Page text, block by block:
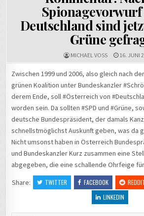
Spionagevorwurf
Deutschland sind
Grüne
MICHAEL VOSS 16. JUNI
Zwischen 1999 und 2006, also gleich nach
grünen Koalition unter Bundeskanzler
derem Ende, soll #Österreich von
worden sein. Da sollten #SPD und #Grüne,
deutsche Bundespräsident, der damals
schnellstmöglichst Auskunft geben, was da
Nicht umsonst haben in Österreich
und Bundeskanzler Kurz zusammen eine
abgegeben, die eine schallende Ohrfeige
Share:
TWITTER FACEBOOK
LINKEDIN